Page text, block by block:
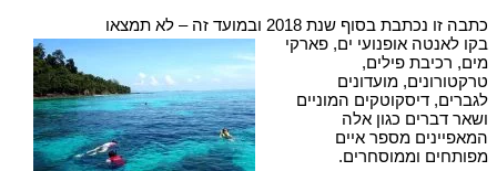
כתבה זו נכתבת בסוף שנת 2018 ובמועד זה – לא תמצאו
בקו לאנטה אופנועי ים, פארקי
מים, רכיבת פילים,
טרקטורונים, מועדונים
לגברים, דיסקוטקים המוניים
ושאר דברים כגון אלה
המאפיינים מספר איים
מפותחים וממוסחרים.